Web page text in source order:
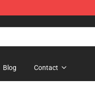
Blog Contact